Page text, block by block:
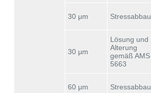
30 μm Stressabbau
30 μm
Lösung und
Alterung
gemäß AMS
5663
60 μm Stressabbau